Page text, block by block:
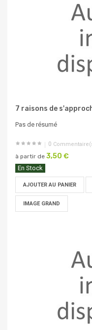
7 raisons de
Pas de résumé
0
à partir de 3,50 €
En Stock
AJOUTER AU PANIER
IMAGE GRAND